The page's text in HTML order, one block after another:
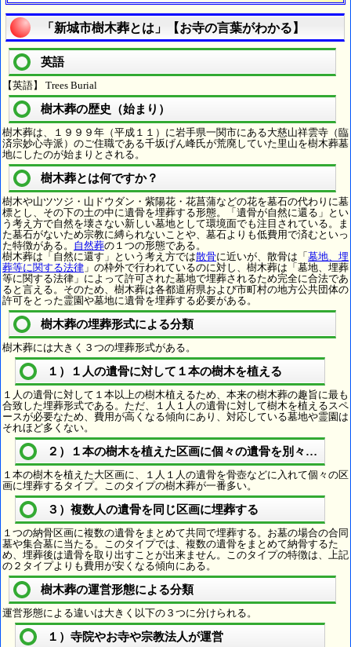
「新城市樹木葬とは」【お寺の言葉がわかる】
英語
【英語】 Trees Burial
樹木葬の歴史（始まり）
樹木葬は、１９９９年（平成１１）に岩手県一関市にある大慈山祥雲寺（臨
済宗妙心寺派）のご住職である千坂げん峰氏が荒廃していた里山を樹木葬墓
地にしたのが始まりとされる。
樹木葬とは何ですか？
樹木や山ツツジ・山ドウダン・紫陽花・花菖蒲などの花を墓石の代わりに墓
標とし、その下の土の中に遺骨を埋葬する形態。「遺骨が自然に還る」とい
う考え方で自然を壊さない新しい墓地として環境面でも注目されている。ま
た墓石がないため宗教に縛られないことや、墓石よりも低費用で済むといっ
た特徴がある。 自然葬の１つの形態である。
樹木葬は「自然に還す」という考え方では散骨に近いが、散骨は「 墓地、埋
葬等に関する法律 」の枠外で行われているのに対し、樹木葬は「墓地、埋葬
等に関する法律」によって許可された墓地で埋葬されるため完全に合法であ
ると言える。そのため、樹木葬は各都道府県および市町村の地方公共団体の
許可をとった霊園や墓地に遺骨を埋葬する必要がある。
樹木葬の埋葬形式による分類
樹木葬には大きく３つの埋葬形式がある。
１）１人の遺骨に対して１本の樹木を植える
１人の遺骨に対して１本以上の樹木植えるため、本来の樹木葬の趣旨に最も
合致した埋葬形式である。ただ、１人１人の遺骨に対して樹木を植えるスペ
ースが必要なため、費用が高くなる傾向にあり、対応している墓地や霊園は
それほど多くない。
２）１本の樹木を植えた区画に個々の遺骨を別々に埋葬
１本の樹木を植えた大区画に、１人１人の遺骨を骨壺などに入れて個々の区
画に埋葬するタイプ。このタイプの樹木葬が一番多い。
３）複数人の遺骨を同じ区画に埋葬する
１つの納骨区画に複数の遺骨をまとめて共同で埋葬する。お墓の場合の合同
墓や集合墓に当たる。このタイプでは、複数の遺骨をまとめて納骨するた
め、埋葬後は遺骨を取り出すことが出来ません。このタイプの特徴は、上記
の２タイプよりも費用が安くなる傾向にある。
樹木葬の運営形態による分類
運営形態による違いは大きく以下の３つに分けられる。
１）寺院やお寺や宗教法人が運営